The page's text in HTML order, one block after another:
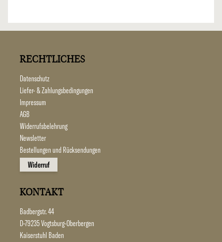
RECHTLICHES
Datenschutz
Liefer- & Zahlungsbedingungen
Impressum
AGB
Widerrufsbelehrung
Newsletter
Bestellungen und Rücksendungen
Widerruf
KONTAKT
Badbergstr. 44
D-79235 Vogtsburg-Oberbergen
Kaiserstuhl Baden